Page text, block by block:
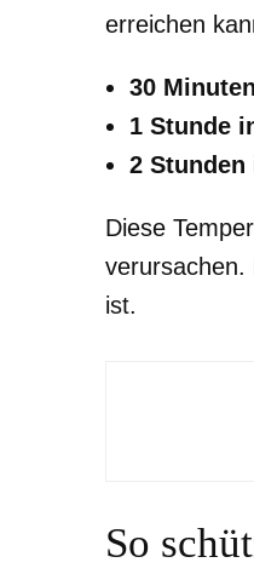
erreichen
30
1 Stunde
2 Stunden
Diese
verursachen.
ist.
So